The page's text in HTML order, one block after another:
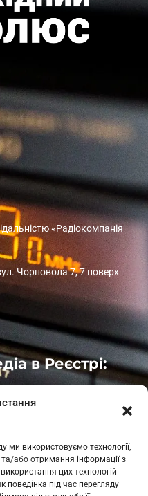
ми використовуємо технології,
або отримання інформації з
цих технологій
поведінка під час перегляду
«Радіокомпанія
Чорновола 7, 7 поверх
в Реєстрі: